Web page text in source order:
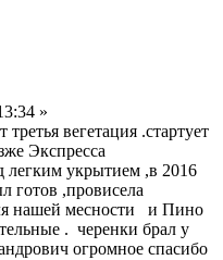
»
вегетация .стартует
Экспресса
легким укрытием ,в 2016
готов ,провисела
нашей месности и Пино
. черенки брал у
огромное спасибо